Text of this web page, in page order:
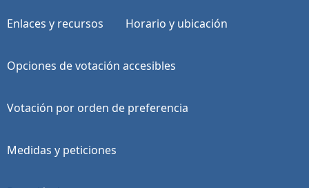
Enlaces y recursos Horario y ubicación
Opciones de votación accesibles
Votación por orden de preferencia
Medidas y peticiones